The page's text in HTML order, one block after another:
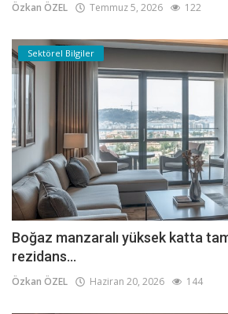
Özkan ÖZEL Temmuz 5, 2026 122
Sektörel Bilgiler
Boğaz manzaralı yüksek katta
rezidans...
Özkan ÖZEL Haziran 20, 2026 144